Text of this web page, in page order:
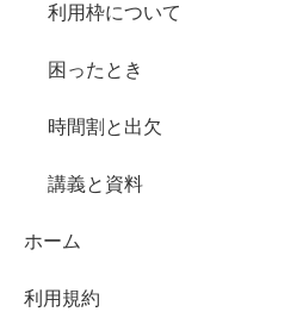
利用枠について
困ったとき
時間割と出欠
講義と資料
ホーム
利用規約